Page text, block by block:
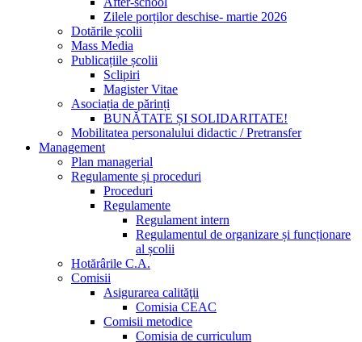
Zilele porților deschise- martie 2026
Dotările școlii
Mass Media
Publicațiile școlii
Sclipiri
Magister Vitae
Asociația de părinți
BUNĂTATE ȘI SOLIDARITATE!
Mobilitatea personalului didactic / Pretransfer
Management
Plan managerial
Regulamente și proceduri
Proceduri
Regulamente
Regulament intern
Regulamentul de organizare și funcționare
al școlii
Hotărârile C.A.
Comisii
Asigurarea calităţii
Comisia CEAC
Comisii metodice
Comisia de curriculum